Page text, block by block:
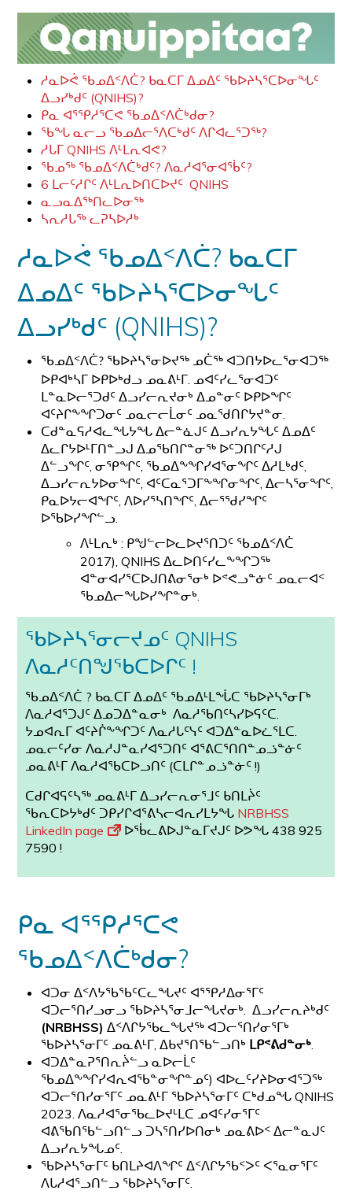
ᓱᓇᐅᕚ ᖃᓄᐃᑉᐱᑖ? ᑲᓇᑕᒥ ᐃᓄᐃᑦ ᖃᐅᔨᓴᕐᑕᐅᓂᖓᑦ
ᐃᓗᓯᒃᑯᑦ (QNIHS)?
ᑭᓇ ᐊᕐᕿᓱᕐᑕᕙ ᖃᓄᐃᑉᐱᑖᒃᑯᓂ?
ᖃᖓ ᓇᓕᓗ ᖃᓄᐃᓕᕐᐱᑕᒃᑯᑦ ᐱᒋᐊᓚᕐᑐᖅ?
ᓱᒐᒥ QNIHS ᐱᒻᒪᕆᐊᕙ?
ᖃᓄᖅ ᖃᓄᐃᑉᐱᑖᒃᑯᑦ? ᐱᓇᓱᐊᕐᓂᐊᖄᑦ?
6 ᒪᓕᑦᓱᒋᑦ ᐱᒻᒪᕆᐅᑎᑕᐅᔪᑦ QNIHS
ᓇᓗᓇᐃᖅᑎᓚᐅᓂᖅ
ᓴᕆᓱᒐᖅ ᓚᕈᓴᐅᓱᒃ
ᓱᓇᐅᕚ ᖃᓄᐃᑉᐱᑖ? ᑲᓇᑕᒥ
ᐃᓄᐃᑦ ᖃᐅᔨᓴᕐᑕᐅᓂᖓᑦ
ᐃᓗᓯᒃᑯᑦ (QNIHS)?
ᖃᓄᐃᑉᐱᑖ? ᖃᐅᔨᓴᕐᓂᐅᔪᖅ ᓄᑖᖅ ᐊᑐᑎᔭᐅᓚᕐᓂᐊᑐᖅ
ᐅᑭᐊᒃᓴᒥ ᐅᑭᐅᒃᑯᓗ ᓄᓇᕕᒻᒥ. ᓄᐊᑦᓯᓚᕐᓂᐊᑐᑦ
ᒪᓐᓇᐅᓕᕐᑐᑯᑦ ᐃᓗᓯᓕᕆᔪᓂᒃ ᐃᓄᓐᓂᑦ ᐅᑭᐅᖏᑦ
ᐊᑦᔨᒋᖕᖏᑐᓂᑦ ᓄᓇᓕᓕᒫᓂᑦ ᓄᓇᖁᑎᒋᔭᔪᓐᓂ.
ᑕᑯᓐᓇᕋᓱᐊᓚᖓᔭᖓ ᐃᓕᓐᓈᒍᑦ ᐃᓗᓯᕆᔭᖓᑦ ᐃᓄᐃᑦ
ᐃᓚᒋᔭᐅᒻᒥᑎᓐᓗᒍ ᐃᓄᖃᑎᒋᓐᓂᖅ ᐅᑦᑐᑎᒋᑦᓱᒍ
ᐃᓪᓗᖏᑦ, ᓂᕿᖏᑦ, ᖃᓄᐃᖕᖏᓯᐊᕐᓂᖏᑦ ᐃᓱᒪᒃᑯᑦ,
ᐃᓗᓯᓕᕆᔭᐅᓂᖏᑦ, ᐊᑦᑕᓇᕐᑐᒥᖕᖏᓂᖏᑦ, ᐃᓕᓴᕐᓂᖏᑦ,
ᑭᓇᐅᔭᓕᐊᖏᑦ, ᐱᐅᓯᕐᓴᑎᖏᑦ, ᐃᓕᕐᖁᓯᖏᑦ
ᐅᖃᐅᓯᖏᓪᓗ.
ᐱᒻᒪᕆᒃ : ᑭᖑᓪᓕᐅᓚᐅᔪᕐᑎᑐᑦ ᖃᓄᐃᑉᐱᑖ
2017), QNIHS ᐃᓚᐅᑎᑦᓯᓚᖕᖏᑐᖅ
ᐊᓐᓂᐊᓯᕐᑕᐅᒍᑎᕕᓂᕐᓂᒃ ᐅᕝᕙᓗᓐᓃᑦ ᓄᓇᓕᐊᑉ
ᖃᓄᐃᓕᖓᐅᓯᖏᓐᓂᒃ.
ᖃᐅᔨᓴᕐᓂᓕᔪᓄᑦ QNIHS
ᐱᓇᓱᑦᑎᖑᖃᑕᐅᒋᑦ !
ᖃᓄᐃᑉᐱᑖ ? ᑲᓇᑕᒥ ᐃᓄᐃᑦ ᖃᓄᐃᒻᒪᖔᑕ ᖃᐅᔨᓴᕐᓂᒥᒃ
ᐱᓇᓱᐊᕐᑐᒍᑦ ᐃᓄᑐᐃᓐᓇᓂᒃ ᐱᓇᓱᖃᑎᑦᓴᓯᐅᕋᑦᑕ.
ᔭᓄᐊᕆᒥ ᐊᑦᔨᒌᖕᖏᑐᑦ ᐱᓇᓱᒐᑦᓭᑦ ᐊᑐᐃᓐᓇᐅᓛᕐᒪᑕ.
ᓄᓇᓕᑦᓯᓂ ᐱᓇᓱᒍᓐᓇᓯᐊᕐᑐᑎᑦ ᐊᕐᕕᑕᕐᑎᑎᓐᓄᓘᓐᓃᑦ
ᓄᓇᕕᒻᒥ ᐱᓇᓱᐊᖃᑕᐅᓗᑎᑦ (ᑕᒪᒋᓐᓄᓘᓐᓃᑦ !)
ᑕᑯᒋᐊᕋᑦᓴᖅ ᓄᓇᕕᒻᒥ ᐃᓗᓯᓕᕆᓂᕐᒧᑦ ᑲᑎᒪᔩᑦ
ᖃᕆᑕᐅᔭᒃᑯᑦ ᑐᑭᓯᒋᐊᕐᕕᓴᓕᐊᕆᓯᒪᔭᖓ NRBHSS
LinkedIn page
ᐅᖄᓚᕕᐅᒍᓐᓇᒥᔪᒍᑦ ᐅᕗᖓ 438 925
7590 !
ᑭᓇ ᐊᕐᕿᓱᕐᑕᕙ
ᖃᓄᐃᑉᐱᑖᒃᑯᓂ?
ᐊᑐᓂ ᐃᑉᐱᔭᖃᖃᑦᑕᓚᖓᔪᑦ ᐊᕐᕿᓱᐃᓂᕐᒥᑦ
ᐊᑐᓕᕐᑎᓯᓗᓂᓗ ᖃᐅᔨᓴᕐᓂᒧᓕᖓᔪᓂᒃ. ᐃᓗᓯᓕᕆᔨᒃᑯᑦ
(NRBHSS) ᐃᑉᐱᒋᔭᖃᓚᖓᔪᖅ ᐊᑐᓕᕐᑎᓯᓂᕐᒥᒃ
ᖃᐅᔨᓴᕐᓂᒥᑦ ᓄᓇᕕᒻᒥ, ᐃᑲᔪᕐᑎᖃᓪᓗᑎᒃ ᒪᑭᕝᕕᑯᓐᓂᒃ.
ᐊᑐᐃᓐᓇᕈᕐᑎᕆᔩᓪᓗ ᓇᐅᓕᒫᑦ
ᖃᓄᐃᖕᖏᓯᐊᕆᐊᖃᓐᓂᖏᓐᓄᑦ) ᐊᐅᓚᑦᓯᔨᐅᓂᐊᕐᑐᖅ
ᐊᑐᓕᕐᑎᓯᓂᕐᒥᑦ ᓄᓇᕕᒻᒥ ᖃᐅᔨᓴᕐᓂᒥᑦ ᑕᒃᑯᓄᖓ QNIHS
2023. ᐱᓇᓱᐊᕐᓂᖃᓚᐅᔪᒻᒪᑕ ᓄᐊᑦᓯᓂᕐᒥᑦ
ᐊᕕᖃᑎᖃᓪᓗᑎᓪᓗ ᑐᓴᕐᑎᓯᐅᑎᓂᒃ ᓄᓇᕕᐅᑉ ᐃᓕᓐᓇᒍᑦ
ᐃᓗᓯᕆᔭᖓᓄᑦ.
ᖃᐅᔨᓴᕐᓂᒥᑦ ᑲᑎᒪᔨᐊᐱᖏᑦ ᐃᑉᐱᒋᔭᖃᑉᐳᑦ ᐸᕐᓇᓂᕐᒥᑦ
ᐱᒐᓱᐊᕐᓗᑎᓪᓗ ᖃᐅᔨᓴᕐᓂᒥᑦ.